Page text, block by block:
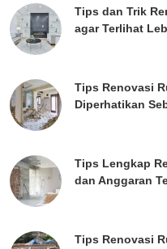
Tips dan Trik
agar Terlihat
Tips Renovasi
Diperhatikan
Tips Lengkap
dan Anggaran
Tips Renovasi